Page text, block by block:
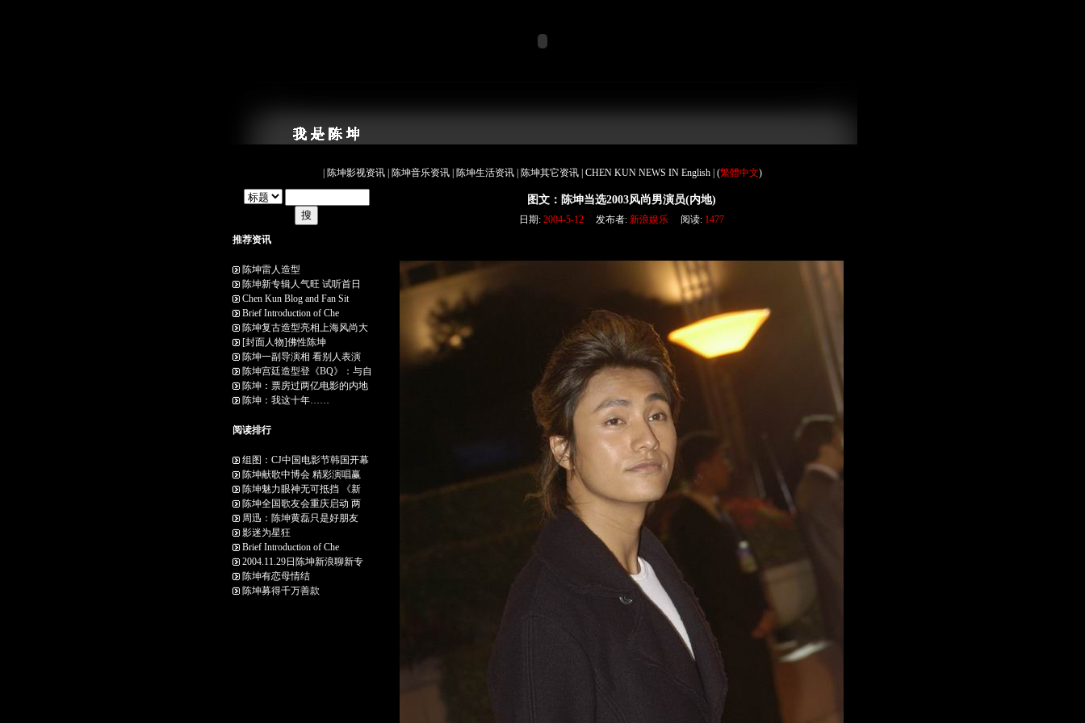
陈坤影视资讯 陈坤音乐资讯 陈坤生活资讯 陈坤其它资讯 CHEN KUN NEWS IN English (繁體中文)
图文：陈坤当选2003风尚男演员(内地)
日期: 2004-5-12 发布者: 新浪娱乐 阅读: 1477
推荐资讯
陈坤雷人造型
陈坤新专辑人气旺 试听首日
Chen Kun Blog and Fan Sit
Brief Introduction of Che
陈坤复古造型亮相上海风尚大
[封面人物]佛性陈坤
陈坤一副导演相 看别人表演
陈坤宫廷造型登《BQ》：与自
陈坤：票房过两亿电影的内地
陈坤：我这十年……
阅读排行
组图：CJ中国电影节韩国开幕
陈坤献歌中博会 精彩演唱赢
陈坤魅力眼神无可抵挡 《新
陈坤全国歌友会重庆启动 两
周迅：陈坤黄磊只是好朋友
影迷为星狂
Brief Introduction of Che
2004.11.29日陈坤新浪聊新专
陈坤有恋母情结
陈坤募得千万善款